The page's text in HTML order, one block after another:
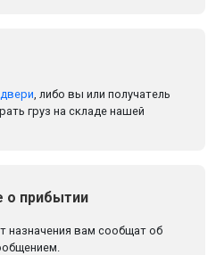
, либо вы или получатель
груз на складе нашей
о прибытии
назначения вам сообщат об